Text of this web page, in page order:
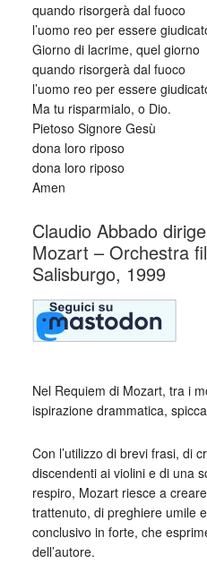
quando risorgerà dal fuoco
l’uomo reo per essere
Giorno di lacrime, quel giorno
quando risorgerà dal fuoco
l’uomo reo per essere
Ma tu risparmialo, o Dio.
Pietoso Signore Gesù
dona loro riposo
dona loro riposo
Amen
Claudio Abbado
Mozart – Orchestra
Salisburgo, 1999
Nel Requiem di Mozart, tra i
ispirazione drammatica,
Con l’utilizzo di brevi frasi, di
discendenti ai violini e di una
respiro, Mozart riesce a
trattenuto, di preghiere umile
conclusivo in forte, che
dell’autore.